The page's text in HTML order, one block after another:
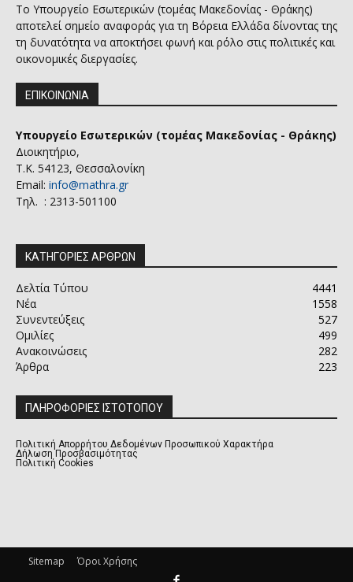
Το Υπουργείο Εσωτερικών (τομέας Μακεδονίας - Θράκης)
αποτελεί σημείο αναφοράς για τη Βόρεια Ελλάδα δίνοντας της
τη δυνατότητα να αποκτήσει φωνή και ρόλο στις πολιτικές και
οικονομικές διεργασίες.
ΕΠΙΚΟΙΝΩΝΙΑ
Υπουργείο Εσωτερικών (τομέας Μακεδονίας - Θράκης)
Διοικητήριο,
Τ.Κ. 54123, Θεσσαλονίκη
Email: info@mathra.gr
Τηλ. : 2313-501100
ΚΑΤΗΓΟΡΙΕΣ ΑΡΘΡΩΝ
Δελτία Τύπου
4441
Νέα
1558
Συνεντεύξεις
527
Ομιλίες
499
Ανακοινώσεις
282
Άρθρα
223
ΠΛΗΡΟΦΟΡΙΕΣ ΙΣΤΟΤΟΠΟΥ
Πολιτική Απορρήτου Δεδομένων Προσωπικού Χαρακτήρα
Δήλωση Προσβασιμότητας
Πολιτική Cookies
Sitemap Όροι Χρήσης